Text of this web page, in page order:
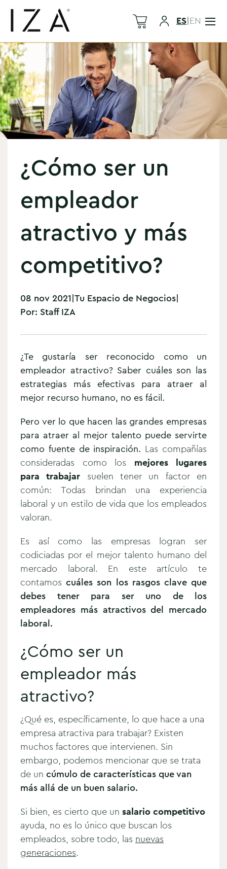
ES|EN
¿Cómo ser un
empleador
atractivo y más
competitivo?
08 nov 2021|Tu Espacio de Negocios|
Por: Staff IZA
¿Te gustaría ser reconocido como un
empleador atractivo? Saber cuáles son las
estrategias más efectivas para atraer al
mejor recurso humano, no es fácil.
Pero ver lo que hacen las grandes empresas
para atraer al mejor talento puede servirte
como fuente de inspiración. Las compañías
consideradas como los mejores lugares
para trabajar suelen tener un factor en
común: Todas brindan una experiencia
laboral y un estilo de vida que los empleados
valoran.
Es así como las empresas logran ser
codiciadas por el mejor talento humano del
mercado laboral. En este artículo te
contamos cuáles son los rasgos clave que
debes tener para ser uno de los
empleadores más atractivos del mercado
laboral.
¿Cómo ser un
empleador más
atractivo?
¿Qué es, específicamente, lo que hace a una
empresa atractiva para trabajar? Existen
muchos factores que intervienen. Sin
embargo, podemos mencionar que se trata
de un cúmulo de características que van
más allá de un buen salario.
Si bien, es cierto que un salario competitivo
ayuda, no es lo único que buscan los
empleados, sobre todo, las nuevas
generaciones.